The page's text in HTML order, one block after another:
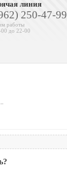
линия
250-47-99
работы
00 до 22-00